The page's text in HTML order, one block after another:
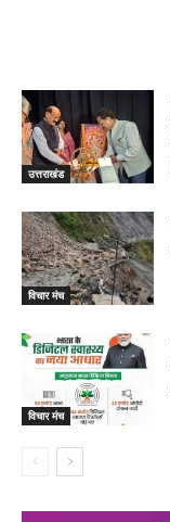
उत्तराखंड
विचार मंच
विचार मंच